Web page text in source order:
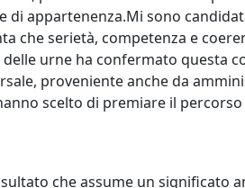
di appartenenza.Mi sono
che serietà, competenza e
delle urne ha confermato questa
proveniente anche da
scelto di premiare il
che assume un significato